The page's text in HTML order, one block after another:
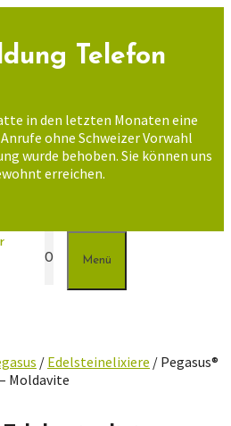
Telefon
in den letzten Monaten eine
ohne Schweizer Vorwahl
wurde behoben. Sie können uns
erreichen.
0 Menü
/ Edelsteinelixiere / Pegasus®
Moldavite